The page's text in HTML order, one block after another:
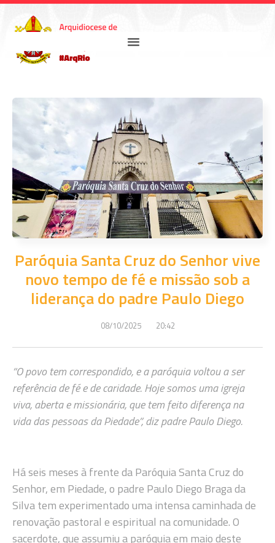
Paróquia Santa Cruz do Senhor vive
novo tempo de fé e missão sob a
liderança do padre Paulo Diego
08/10/2025 20:42
“O povo tem correspondido, e a paróquia voltou a ser
referência de fé e de caridade. Hoje somos uma igreja
viva, aberta e missionária, que tem feito diferença na
vida das pessoas da Piedade”, diz padre Paulo Diego.
Há seis meses à frente da Paróquia Santa Cruz do
Senhor, em Piedade, o padre Paulo Diego Braga da
Silva tem experimentado uma intensa caminhada de
renovação pastoral e espiritual na comunidade. O
sacerdote, que assumiu a paróquia em maio deste